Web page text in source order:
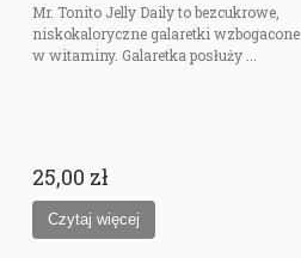
Mr. Tonito Jelly Daily to bezcukrowe,
niskokaloryczne galaretki wzbogacone
w witaminy. Galaretka posłuży ...
25,00 zł